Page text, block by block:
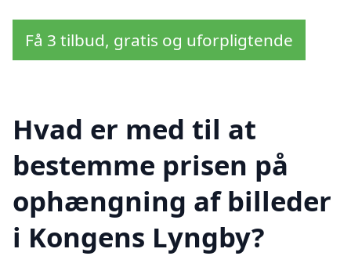
Få 3 tilbud, gratis og uforpligtende
Hvad er med til at
bestemme prisen på
ophængning af billeder
i Kongens Lyngby?